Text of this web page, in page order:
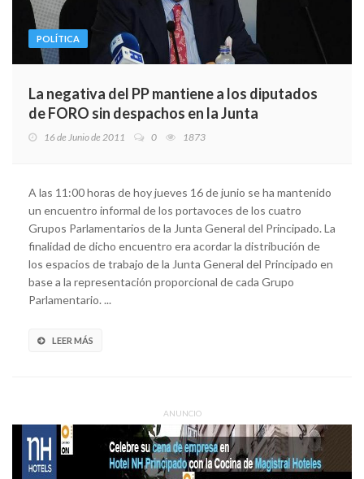
POLÍTICA
La negativa del PP mantiene a los diputados
de FORO sin despachos en la Junta
16 de Junio de 2011 0 1873
A las 11:00 horas de hoy jueves 16 de junio se ha mantenido
un encuentro informal de los portavoces de los cuatro
Grupos Parlamentarios de la Junta General del Principado. La
finalidad de dicho encuentro era acordar la distribución de
los espacios de trabajo de la Junta General del Principado en
base a la representación proporcional de cada Grupo
Parlamentario. ...
LEER MÁS
ANUNCIO